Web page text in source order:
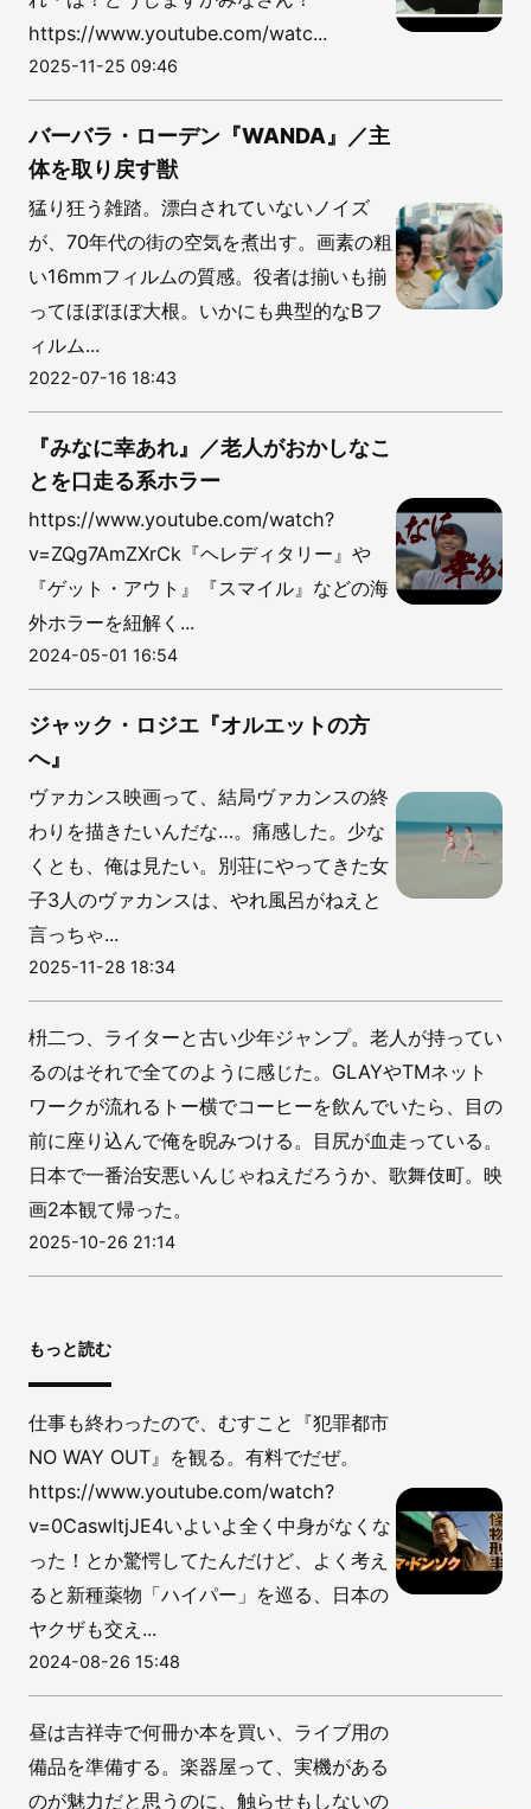
https://www.youtube.com/watc...
2025-11-25 09:46
バーバラ・ローデン『WANDA』／主
体を取り戻す獣
猛り狂う雑踏。漂白されていないノイズ
が、70年代の街の空気を煮出す。画素の粗
い16mmフィルムの質感。役者は揃いも揃
ってほぼほぼ大根。いかにも典型的なBフ
ィルム...
2022-07-16 18:43
『みなに幸あれ』／老人がおかしなこ
とを口走る系ホラー
https://www.youtube.com/watch?
v=ZQg7AmZXrCk『ヘレディタリー』や
『ゲット・アウト』『スマイル』などの海
外ホラーを紐解く...
2024-05-01 16:54
ジャック・ロジエ『オルエットの方
へ』
ヴァカンス映画って、結局ヴァカンスの終
わりを描きたいんだな…。痛感した。少な
くとも、俺は見たい。別荘にやってきた女
子3人のヴァカンスは、やれ風呂がねえと
言っちゃ...
2025-11-28 18:34
枡二つ、ライターと古い少年ジャンプ。老人が持ってい
るのはそれで全てのように感じた。GLAYやTMネット
ワークが流れるトー横でコーヒーを飲んでいたら、目の
前に座り込んで俺を睨みつける。目尻が血走っている。
日本で一番治安悪いんじゃねえだろうか、歌舞伎町。映
画2本観て帰った。
2025-10-26 21:14
もっと読む
仕事も終わったので、むすこと『犯罪都市
NO WAY OUT』を観る。有料でだぜ。
https://www.youtube.com/watch?
v=0CaswltjJE4いよいよ全く中身がなくな
った！とか驚愕してたんだけど、よく考え
ると新種薬物「ハイパー」を巡る、日本の
ヤクザも交え...
2024-08-26 15:48
昼は吉祥寺で何冊か本を買い、ライブ用の
備品を準備する。楽器屋って、実機がある
のが魅力だと思うのに、触らせもしないの